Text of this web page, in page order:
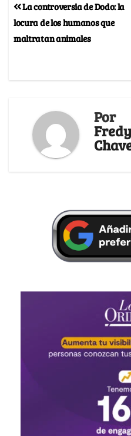
La controversia de Dodo: la
locura de los humanos que
maltratan animales
Por